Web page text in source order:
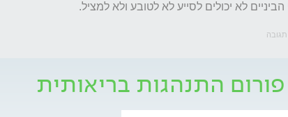
הביניים לא יכולים לסייע לא לטובע ולא למציל.
תגובה
התנהגות בריאותית